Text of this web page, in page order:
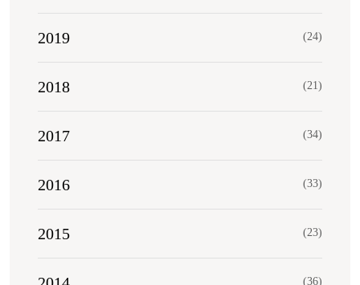
2019 (24)
2018 (21)
2017 (34)
2016 (33)
2015 (23)
(36)